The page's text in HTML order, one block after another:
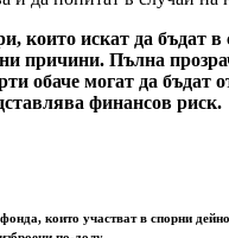
които искат да бъдат
причини. Пълна
обаче могат да
финансов риск.
които участват в спорни